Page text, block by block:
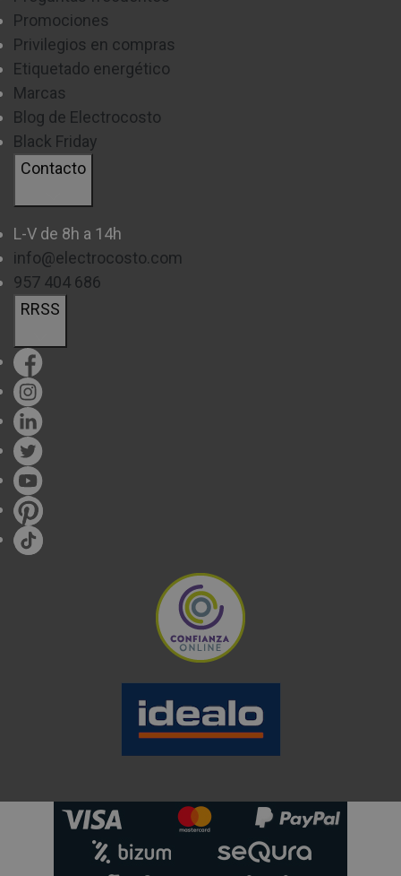
Promociones
Privilegios en compras
Etiquetado energético
Marcas
Blog de Electrocosto
Black Friday
Contacto
L-V de 8h a 14h
info@electrocosto.com
957 404 686
RRSS